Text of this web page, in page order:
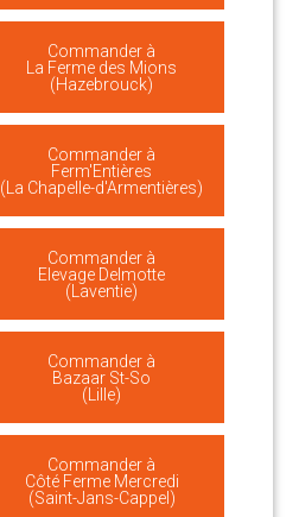
Commander à
La Ferme des Mions
(Hazebrouck)
Commander à
Ferm'Entières
(La Chapelle-d'Armentières)
Commander à
Elevage Delmotte
(Laventie)
Commander à
Bazaar St-So
(Lille)
Commander à
Côté Ferme Mercredi
(Saint-Jans-Cappel)